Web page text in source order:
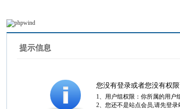
提示信息
您没有登录或者您没有权
1、用户组权限：你所属的用户
2、您还不是站点会员,请先登录